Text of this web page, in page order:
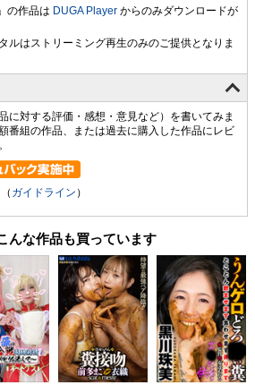
の作品は DUGA Player からのみダウンロードが
に対する評価・感想・意見など）を書いてみま
番組の作品、または過去に購入した作品にレビ
（ ガイドライン ）
んな作品も買っています